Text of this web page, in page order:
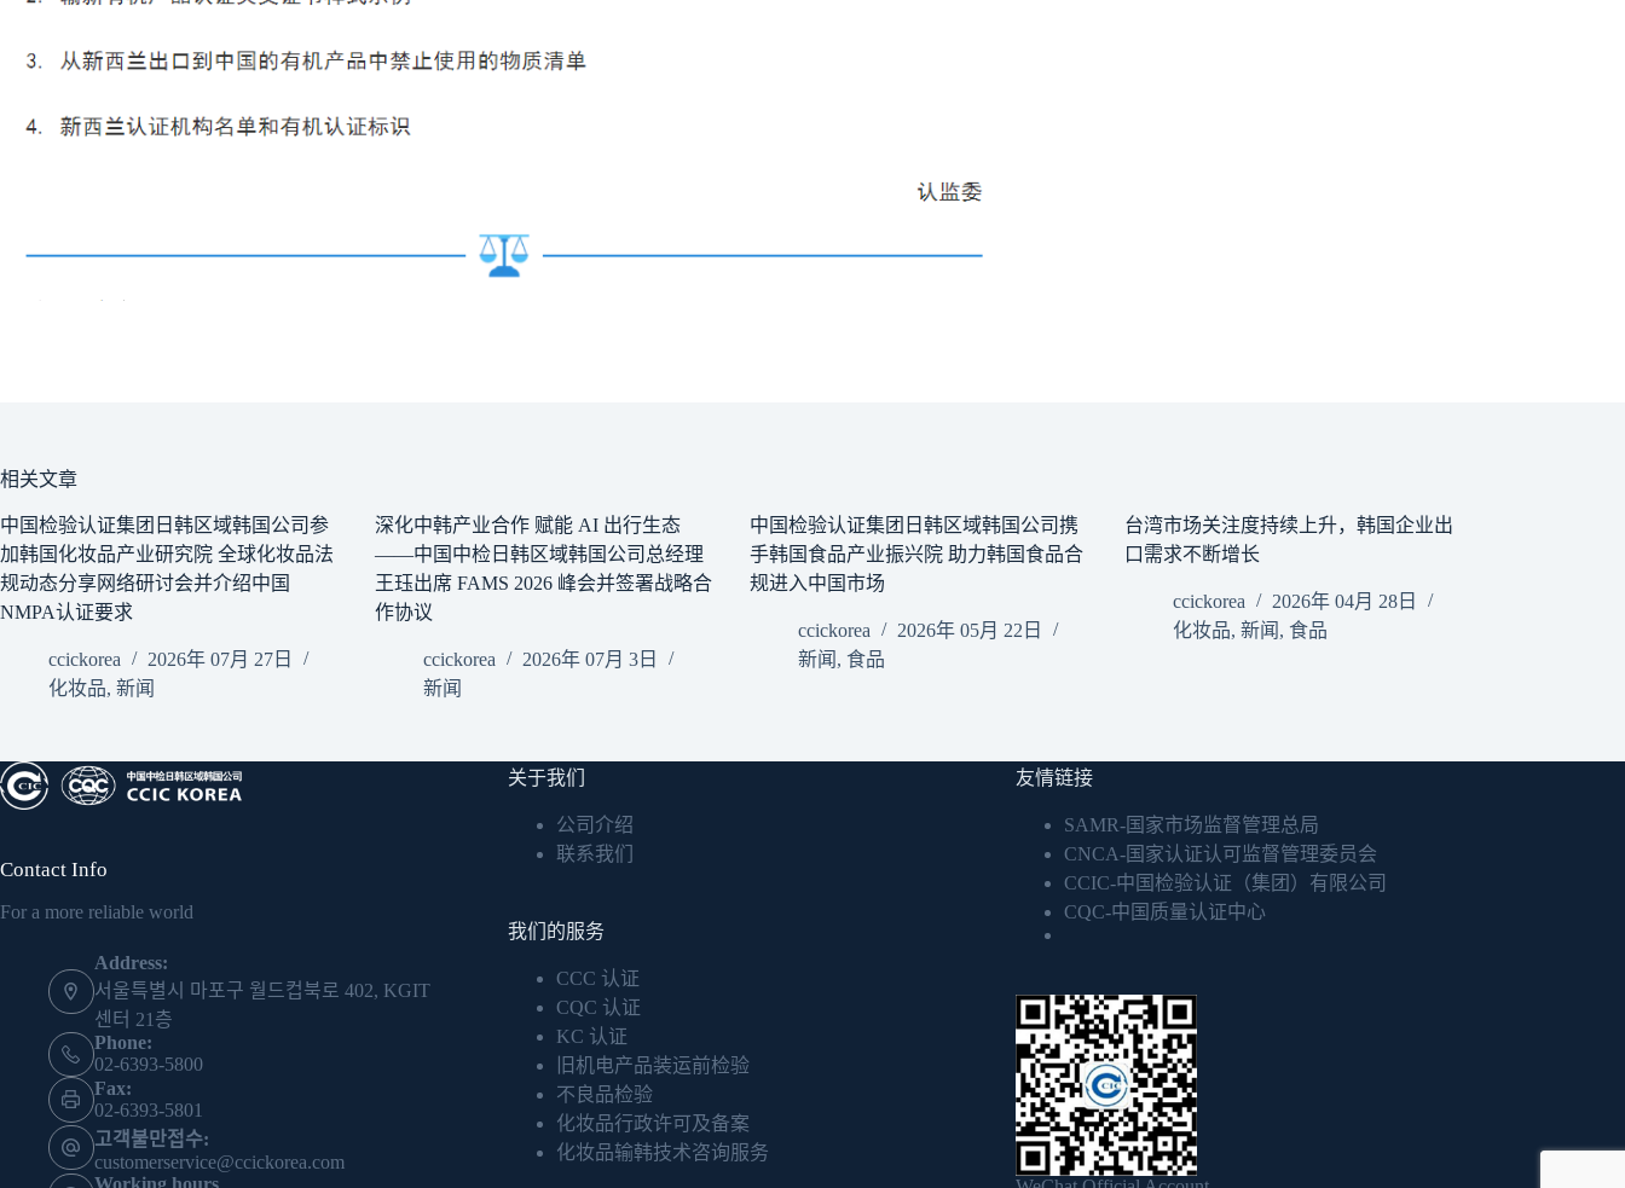
相关文章
中国检验认证集团日韩区域韩国公司参
加韩国化妆品产业研究院 全球化妆品法
规动态分享网络研讨会并介绍中国
NMPA认证要求
ccickorea
2026年 07月 27日
化妆品, 新闻
深化中韩产业合作 赋能 AI 出行生态
——中国中检日韩区域韩国公司总经理
王珏出席 FAMS 2026 峰会并签署战略合
作协议
ccickorea
2026年 07月 3日
新闻
中国检验认证集团日韩区域韩国公司携
手韩国食品产业振兴院 助力韩国食品合
规进入中国市场
ccickorea
2026年 05月 22日
新闻 , 食品
台湾市场关注度持续上升，韩国企业出
口需求不断增长
ccickorea
2026年 04月 28日
化妆品, 新闻 , 食品
Contact Info
For a more reliable world
Address:
서울특별시 마포구 월드컵북로 402, KGIT
센터 21층
Phone:
02-6393-5800
Fax:
02-6393-5801
고객불만접수:
customerservice@ccickorea.com
关于我们
公司介绍
联系我们
我们的服务
CCC 认证
CQC 认证
KC 认证
旧机电产品装运前检验
不良品检验
化妆品行政许可及备案
化妆品输韩技术咨询服务
友情链接
SAMR-国家市场监督管理总局
CNCA-国家认证认可监督管理委员会
CCIC-中国检验认证（集团）有限公司
CQC-中国质量认证中心